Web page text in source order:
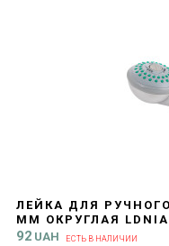
ЛЕЙКА ДЛЯ РУЧНОГО
ММ ОКРУГЛАЯ
92 UAH ЕСТЬ В НАЛИЧИИ